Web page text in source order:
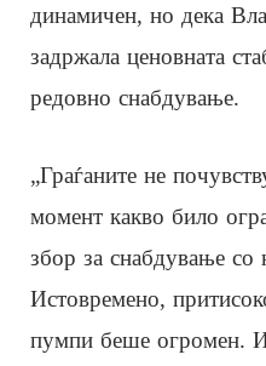
динамичен, но дека
задржала ценовната
редовно снабдување.
„Граѓаните не
момент какво било
збор за снабдување со
Истовремено,
пумпи беше огромен.